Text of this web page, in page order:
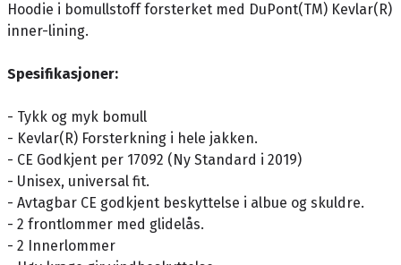
Hoodie i bomullstoff forsterket med DuPont(TM) Kevlar(R)
inner-lining.
Spesifikasjoner:
- Tykk og myk bomull
- Kevlar(R) Forsterkning i hele jakken.
- CE Godkjent per 17092 (Ny Standard i 2019)
- Unisex, universal fit.
- Avtagbar CE godkjent beskyttelse i albue og skuldre.
- 2 frontlommer med glidelås.
- 2 Innerlommer